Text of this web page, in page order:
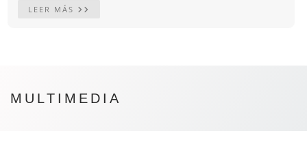
LEER MÁS
MULTIMEDIA